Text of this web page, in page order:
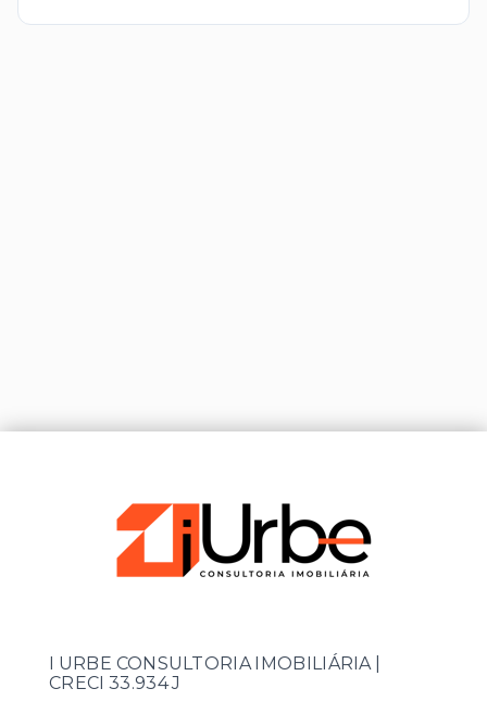
I URBE CONSULTORIA IMOBILIÁRIA |
CRECI 33.934 J